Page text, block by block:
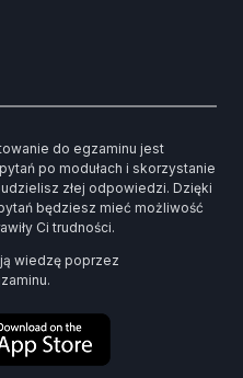
do egzaminu jest
po modułach i skorzystanie
złej odpowiedzi. Dzięki
będziesz mieć możliwość
Ci trudności.
wiedzę poprzez